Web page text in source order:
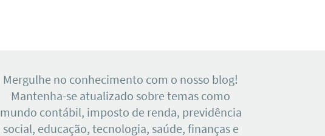
Mergulhe no conhecimento com o nosso blog!
Mantenha-se atualizado sobre temas como
mundo contábil, imposto de renda, previdência
social, educação, tecnologia, saúde, finanças e